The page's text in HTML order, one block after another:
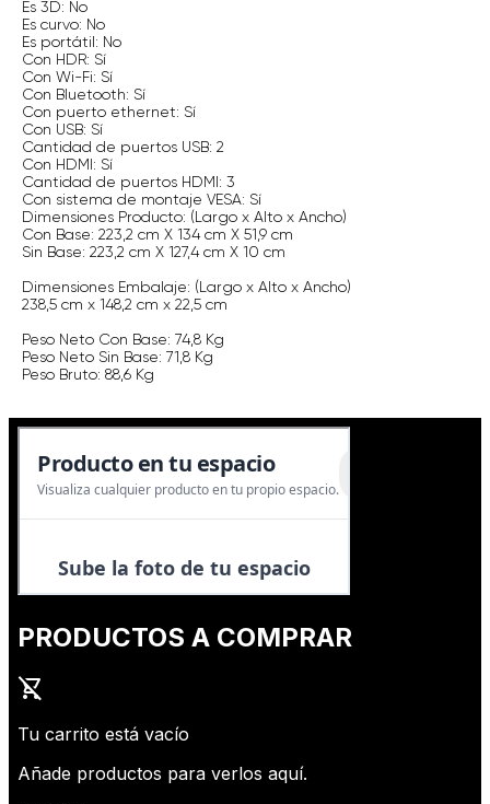
Es 3D: No
Es curvo: No
Es portátil: No
Con HDR: Sí
Con Wi-Fi: Sí
Con Bluetooth: Sí
Con puerto ethernet: Sí
Con USB: Sí
Cantidad de puertos USB: 2
Con HDMI: Sí
Cantidad de puertos HDMI: 3
Con sistema de montaje VESA: Sí
Dimensiones Producto: (Largo x Alto x Ancho)
Con Base: 223,2 cm X 134 cm X 51,9 cm
Sin Base: 223,2 cm X 127,4 cm X 10 cm
Dimensiones Embalaje: (Largo x Alto x Ancho)
238,5 cm x 148,2 cm x 22,5 cm
Peso Neto Con Base: 74,8 Kg
Peso Neto Sin Base: 71,8 Kg
Peso Bruto: 88,6 Kg